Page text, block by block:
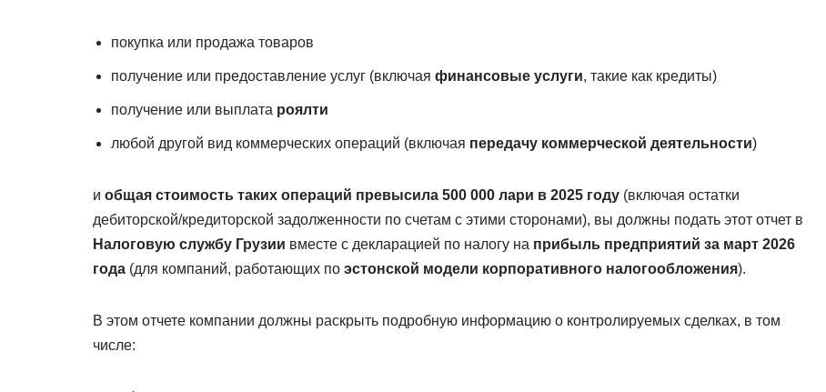
покупка или продажа товаров
получение или предоставление услуг (включая финансовые услуги, такие как кредиты)
получение или выплата роялти
любой другой вид коммерческих операций (включая передачу коммерческой деятельности)
и общая стоимость таких операций превысила 500 000 лари в 2025 году (включая остатки
дебиторской/кредиторской задолженности по счетам с этими сторонами), вы должны подать этот отчет в
Налоговую службу Грузии вместе с декларацией по налогу на прибыль предприятий за март 2026
года (для компаний, работающих по эстонской модели корпоративного налогообложения).
В этом отчете компании должны раскрыть подробную информацию о контролируемых сделках, в том
числе: